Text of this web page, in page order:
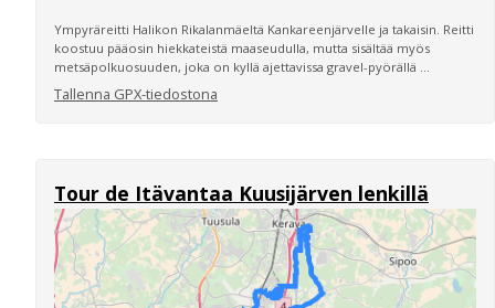
Ympyräreitti Halikon Rikalanmäeltä Kankareenjärvelle ja takaisin. Reitti
koostuu pääosin hiekkateistä maaseudulla, mutta sisältää myös
metsäpolkuosuuden, joka on kyllä ajettavissa gravel-pyörällä ...
Tallenna GPX-tiedostona
Tour de Itävantaa Kuusijärven lenkillä